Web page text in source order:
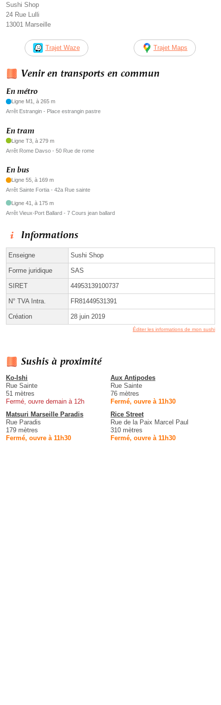
Sushi Shop
24 Rue Lulli
13001 Marseille
Trajet Waze Trajet Maps
Venir en transports en commun
En métro
Ligne M1, à 265 m
Arrêt Estrangin - Place estrangin pastre
En tram
Ligne T3, à 279 m
Arrêt Rome Davso - 50 Rue de rome
En bus
Ligne 55, à 169 m
Arrêt Sainte Fortia - 42a Rue sainte
Ligne 41, à 175 m
Arrêt Vieux-Port Ballard - 7 Cours jean ballard
Informations
Enseigne Sushi Shop
Forme juridique SAS
SIRET 44953139100737
N° TVA Intra. FR81449531391
Création 28 juin 2019
Éditer les informations de mon sushi
Sushis à proximité
Ko-Ishi
Rue Sainte
51 mètres
Fermé, ouvre demain à 12h
Aux Antipodes
Rue Sainte
76 mètres
Fermé, ouvre à 11h30
Matsuri Marseille Paradis
Rue Paradis
179 mètres
Fermé, ouvre à 11h30
Rice Street
Rue de la Paix Marcel Paul
310 mètres
Fermé, ouvre à 11h30